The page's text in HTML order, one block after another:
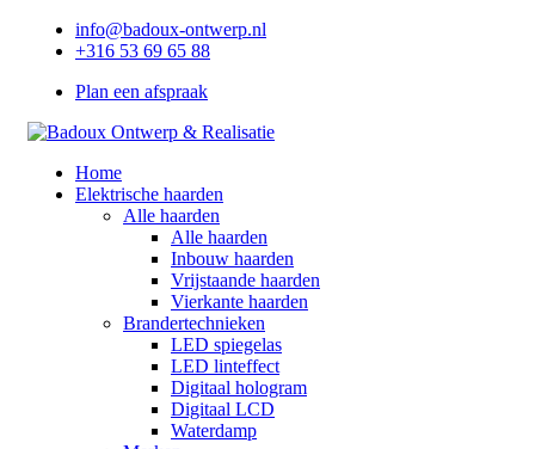
info@badoux-ontwerp.nl
+316 53 69 65 88
Plan een afspraak
Home
Elektrische haarden
Alle haarden
Alle haarden
Inbouw haarden
Vrijstaande haarden
Vierkante haarden
Brandertechnieken
LED spiegelas
LED linteffect
Digitaal hologram
Digitaal LCD
Waterdamp